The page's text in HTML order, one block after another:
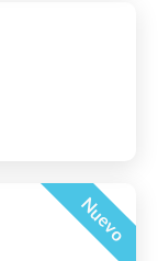
Nuevo